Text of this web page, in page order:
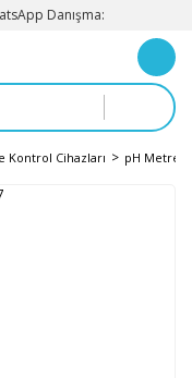
Danışma:
Kontrol Cihazları pH Metre